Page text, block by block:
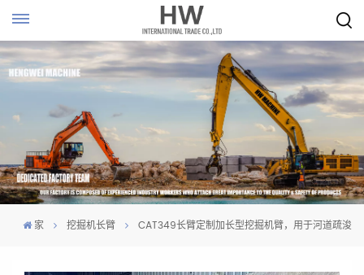
家 挖掘机长臂 CAT349长臂定制加长型挖掘机臂，用于河道疏浚